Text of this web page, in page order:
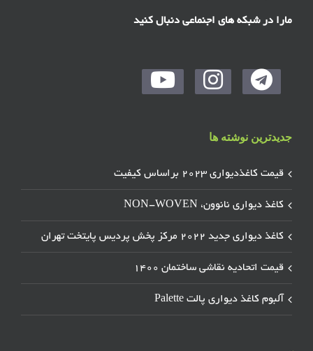
مارا در شبکه های اجنماعی دنبال کنید
جدیدترین نوشته ها
قیمت کاغذدیواری ۲۰۲۳ براساس کیفیت
کاغذ دیواری نانوون، NON-WOVEN
کاغذ دیواری جدید ۲۰۲۲ مرکز پخش پردیس پایتخت تهران
قیمت اتحادیه نقاشی ساختمان ۱۴۰۰
آلبوم کاغذ دیواری پالت Palette